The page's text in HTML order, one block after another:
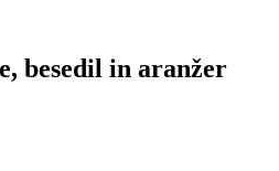
besedil in aranžer